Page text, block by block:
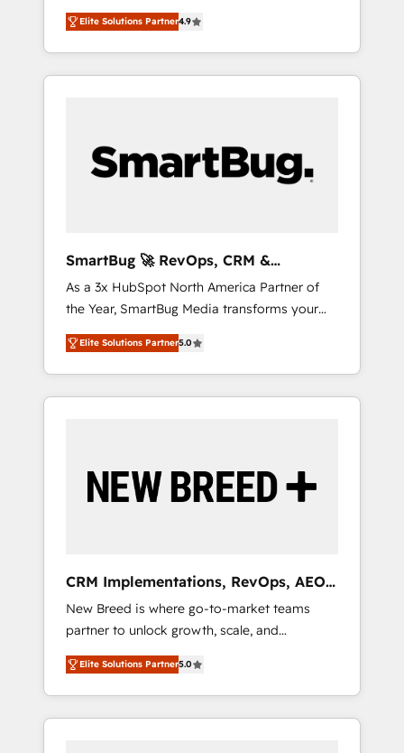
営業・マーケティング業務の一部をAIが自律実
行する組織への移行を設計・実装。Breeze・
Claude等をHubSpotと連携させ、役割定義・運
用ルール・成果指標まで含めて設計します。 3️⃣
PMOとして主導。「設定の代行ではなく、設計
の責任」を引き受け、部門横断の統合・浸透・
Hubで一体提供。 ▸ 既存CRM・MAからの移行
支援：Salesforce・Marketo・Pardot等からの
移行、カスタム設計、履歴データ移行と活用設
計まで。 ▸ AEO対応：ChatGPT・Perplexity等
のAI検索からの流入・引用を前提にコンテンツ
HubSpotアワード受賞・HUGリーダー ✓
AI活用に関するご相談、現状整理の壁打ちな
ど、構想段階からお気軽にお問い合わせくださ
and execution. We don't just "set up tools" —
we install the GTM Operating System (GTM
OS) to align your leadership and engineer a
portal that drives predictable revenue
and Story to stop "accelerating a mess." ⚙️
Elite Engineering & AI Scalable Architecture:
agents, and high-integrity migrations for total
reporting clarity. Security & Compliance: SOC
2 Type I and HIPAA attested for enterprise-
grade data security. 🏆 Why Bluleadz? GTM
OS Partner | 16+ Years Experience | 1,000+
Five-Star Reviews
Elite Solutions Partner4.9
SmartBug 🚀 RevOps, CRM &
Integration Experts
As a 3x HubSpot North America Partner of
the Year, SmartBug Media transforms your
customer lifecycle into a revenue engine. Our
unified ecosystem includes specialized
divisions Globalia (AI & Software) and Point
Success Media (Paid Media), making this the
by Globalia’s technical development team. -
19 HubSpot-certified trainers to drive
deployment of Breeze AI and custom agents
to automate growth. 🏆 Elite Excellence - 8
platform accreditations and deep HIPAA-
compliance expertise. - A team of 250+
experts dedicated to your resilient growth.
Elite Solutions Partner5.0
CRM Implementations, RevOps, AEO
+ Web, Demand Gen
New Breed is where go-to-market teams
partner to unlock growth, scale, and
transformation. We help companies activate
HubSpot’s AI-powered customer platform
and operationalize HubSpot’s Loop
Marketing framework through expert-led
Elite Solutions Partner5.0